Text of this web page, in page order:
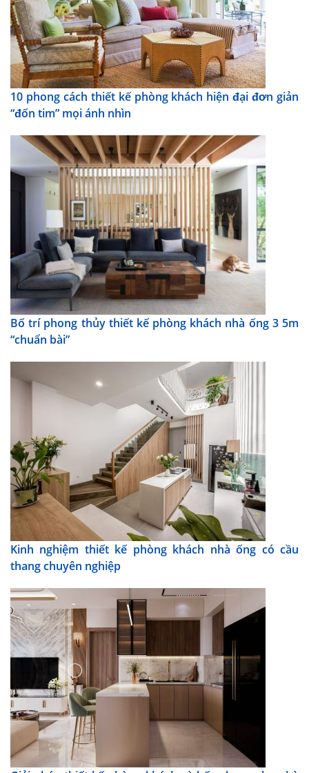
10 phong cách thiết kế phòng khách hiện đại đơn giản
“đốn tim” mọi ánh nhìn
Bố trí phong thủy thiết kế phòng khách nhà ống 3 5m
“chuẩn bài”
Kinh nghiệm thiết kế phòng khách nhà ống có cầu
thang chuyên nghiệp